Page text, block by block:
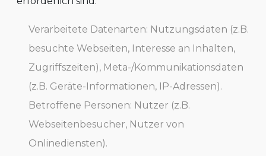
Verarbeitete Datenarten: Nutzungsdaten (z.B.
besuchte Webseiten, Interesse an Inhalten,
Zugriffszeiten), Meta-/Kommunikationsdaten
(z.B. Geräte-Informationen, IP-Adressen).
Betroffene Personen: Nutzer (z.B.
Webseitenbesucher, Nutzer von
Onlinediensten).